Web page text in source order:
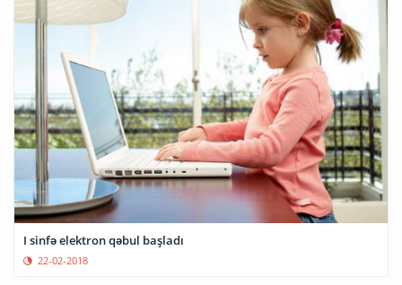
I sinfə elektron qəbul başladı
22-02-2018